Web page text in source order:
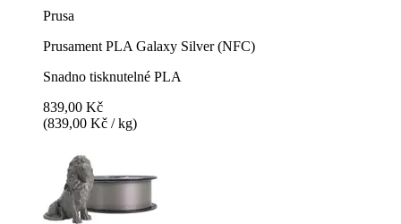
Prusa
Prusament PLA Galaxy Silver (NFC)
Snadno tisknutelné PLA
839,00 Kč
(839,00 Kč / kg)